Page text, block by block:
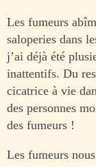
Les fumeurs
saloperies dans
j’ai déjà été
inattentifs. Du
cicatrice à vie
des personnes
des fumeurs !
Les fumeurs